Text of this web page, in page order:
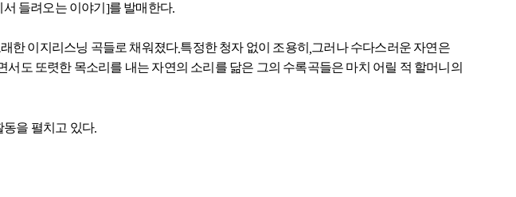
들려오는 이야기 ]를 발매한다.
한 이지리스닝 곡들로 채워졌다.특정한 청자 없이 조용히 ,그러나 수다스러운 자연은
서도 또렷한 목소리를 내는 자연의 소리를 닮은 그의 수록곡들은 마치 어릴 적 할머니의
동을 펼치고 있다.